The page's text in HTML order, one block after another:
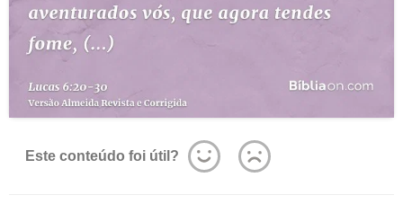
Este conteúdo foi útil?